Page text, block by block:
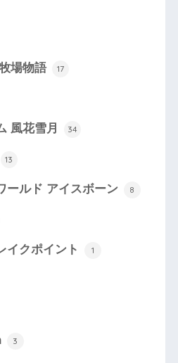
場物語 17
風花雪月 34
13
ールド アイスボーン 8
イクポイント 1
3